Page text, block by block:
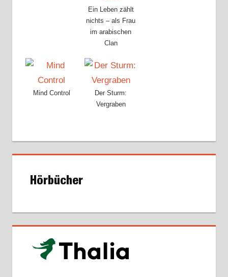
Ein Leben zählt
nichts – als Frau
im arabischen
Clan
Mind Control
Der Sturm:
Vergraben